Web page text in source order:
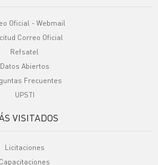
Oficial - Webmail
Correo Oficial
Refsatel
Datos Abiertos
Frecuentes
UPSTI
VISITADOS
Licitaciones
Capacitaciones